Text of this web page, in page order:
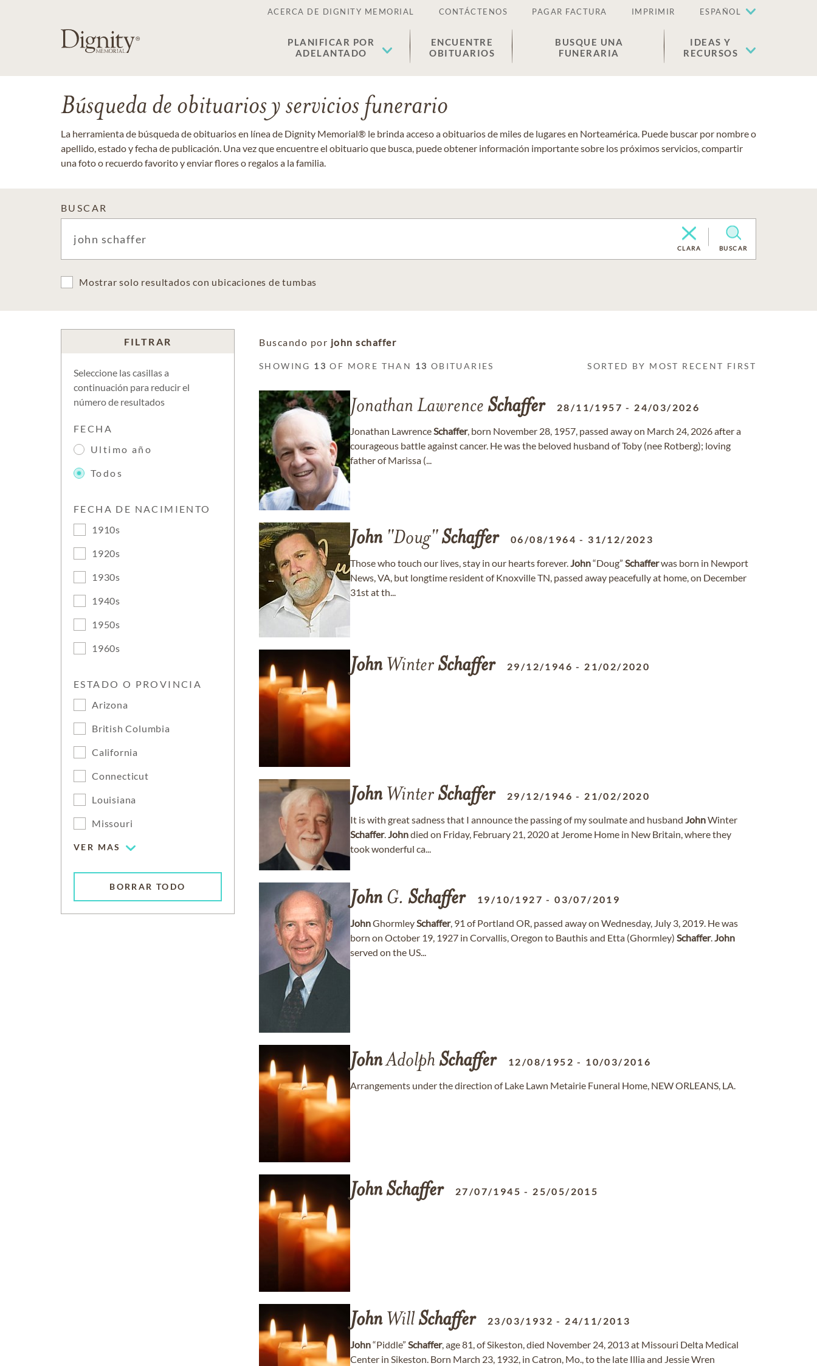
ACERCA DE DIGNITY MEMORIAL CONTÁCTENOS PAGAR FACTURA IMPRIMIR ESPAÑOL
PLANIFICAR POR
ADELANTADO
ENCUENTRE
OBITUARIOS
BUSQUE UNA
FUNERARIA
IDEAS Y
RECURSOS
Búsqueda de obituarios y servicios funerario
La herramienta de búsqueda de obituarios en línea de Dignity Memorial® le brinda acceso a obituarios de miles de lugares en Norteamérica. Puede buscar por nombre o
apellido, estado y fecha de publicación. Una vez que encuentre el obituario que busca, puede obtener información importante sobre los próximos servicios, compartir
una foto o recuerdo favorito y enviar flores o regalos a la familia.
BUSCAR
CLARA BUSCAR
Mostrar solo resultados con ubicaciones de tumbas
FILTRAR
Seleccione las casillas a
continuación para reducir el
número de resultados
FECHA
Ultimo año
Todos
FECHA DE NACIMIENTO
1910s
1920s
1930s
1940s
1950s
1960s
ESTADO O PROVINCIA
Arizona
British Columbia
California
Connecticut
Louisiana
Missouri
VER MAS
BORRAR TODO
Buscando por john schaffer
SHOWING 13 OF MORE THAN 13 OBITUARIES SORTED BY MOST RECENT FIRST
Jonathan Lawrence Schaffer 28/11/1957 - 24/03/2026
Jonathan LawrenceSchaffer, born November 28, 1957, passed away on March 24, 2026 after a
courageous battle against cancer. He was the beloved husband of Toby (nee Rotberg); loving
father of Marissa (...
John "Doug"Schaffer 06/08/1964 - 31/12/2023
Those who touch our lives, stay in our hearts forever.John“Doug” Schafferwas born in Newport
News, VA, but longtime resident of Knoxville TN, passed away peacefully at home, on December
31st at th...
John WinterSchaffer 29/12/1946 - 21/02/2020
John WinterSchaffer 29/12/1946 - 21/02/2020
It is with great sadness that I announce the passing of my soulmate and husband JohnWinter
Schaffer.Johndied on Friday, February 21, 2020 at Jerome Home in New Britain, where they
took wonderful ca...
John G. Schaffer 19/10/1927 -03/07/2019
JohnGhormleySchaffer, 91 of Portland OR, passed away on Wednesday, July 3, 2019. He was
born on October 19, 1927 in Corvallis, Oregon to Bauthis and Etta (Ghormley) Schaffer.John
served on the US...
JohnAdolph Schaffer 12/08/1952 - 10/03/2016
Arrangements under the direction of Lake Lawn Metairie Funeral Home, NEW ORLEANS, LA.
JohnSchaffer 27/07/1945 - 25/05/2015
John WillSchaffer 23/03/1932 - 24/11/2013
John“Piddle” Schaffer, age 81, of Sikeston, died November 24, 2013 at Missouri Delta Medical
Center in Sikeston. Born March 23, 1932, in Catron, Mo., to the late Illia and Jessie Wren